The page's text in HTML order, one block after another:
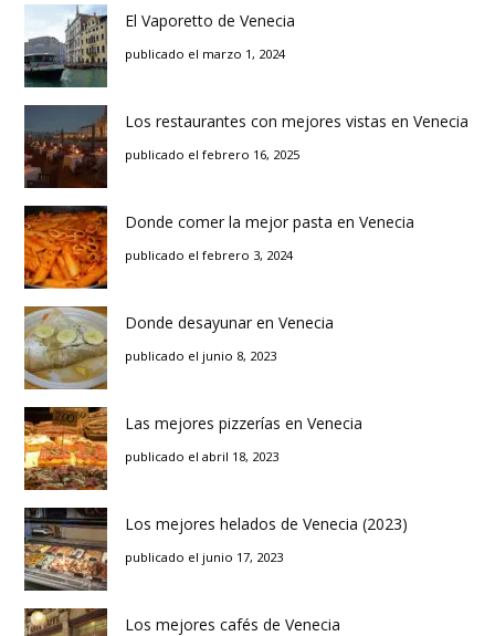
El Vaporetto de Venecia
publicado el marzo 1, 2024
Los restaurantes con mejores vistas en Venecia
publicado el febrero 16, 2025
Donde comer la mejor pasta en Venecia
publicado el febrero 3, 2024
Donde desayunar en Venecia
publicado el junio 8, 2023
Las mejores pizzerías en Venecia
publicado el abril 18, 2023
Los mejores helados de Venecia (2023)
publicado el junio 17, 2023
Los mejores cafés de Venecia